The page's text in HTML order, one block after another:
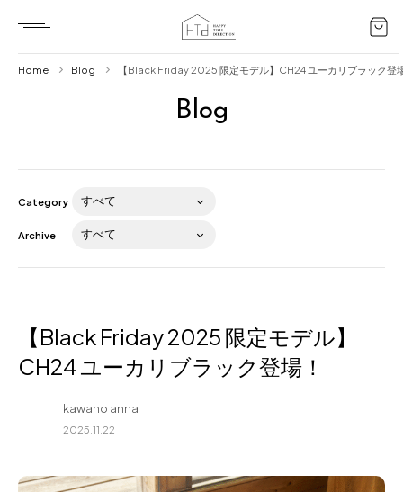
Blog
About us
for Business
Contact
Blog
Home Blog 【Black Friday 2025 限定モデル】CH24 ユーカリブラック登
Category
Archive
【Black Friday 2025 限定モデル】
CH24 ユーカリブラック登場！
kawano anna
2025.11.22